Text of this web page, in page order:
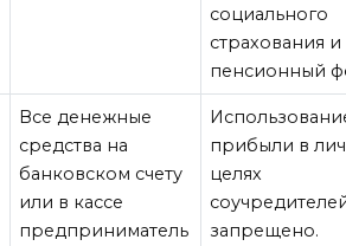
социального
страхования и
пенсионный
Все денежные
средства на
банковском счету
или в кассе
предприниматель
прибыли в
целях
запрещено.